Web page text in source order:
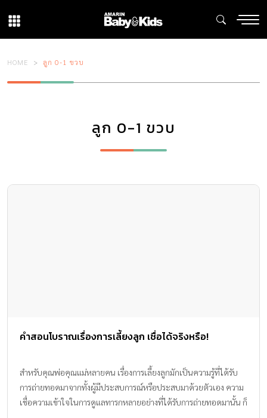
HOME ลูก 0-1 ขวบ
ลูก 0-1 ขวบ
คำสอนโบราณเรื่องการเลี้ยงลูก เชื่อได้จริงหรือ!
สำหรับคุณพ่อคุณแม่หลายคน เรื่องการเลี้ยงลูกมักเป็นความรู้ที่ได้รับ
การถ่ายทอดมาจากทั้งผู้มีประสบการณ์หรือประสบมาด้วยตัวเอง ความ
เชื่อความเข้าใจในการดูแลทารกหลายอย่างที่ได้รับการถ่ายทอดมานั้น ก็